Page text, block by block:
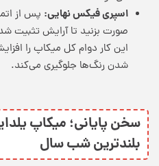
اسپری فیکس نهایی: پس از
صورت بزنید تا آرایش تثبیت
این کار دوام کل میکاپ را
شدن رنگ‌ها جلوگیری می‌کند.
سخن پایانی؛ میکاپ
بلندترین شب سال